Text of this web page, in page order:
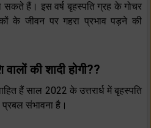
सकते हैं। इस वर्ष बृहस्पति ग्रह के गोचर
के जीवन पर गहरा प्रभाव पड़ने की
की शादी होगी??
हैं साल 2022 के उत्तरार्ध में बृहस्पति
संभावना है।